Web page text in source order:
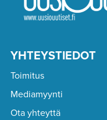
YHTEYSTIEDOT
Toimitus
Mediamyynti
Ota yhteyttä